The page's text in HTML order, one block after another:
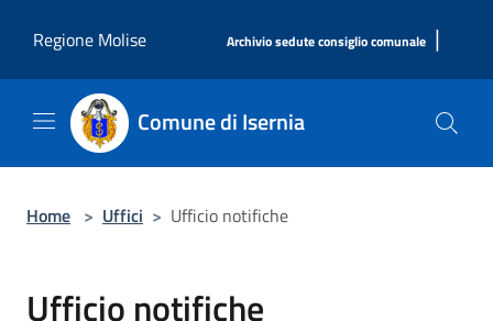
Regione Molise
Archivio sedute consiglio comunale |
Comune di Isernia
Home > Uffici > Ufficio notifiche
Ufficio notifiche